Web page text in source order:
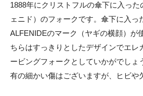
1888年にクリストフルの傘下に入った
ェニド）のフォークです。傘下に入っ
ALFENIDEのマーク（ヤギの横顔）が
ちらはすっきりとしたデザインでエレ
ービングフォークとしていかがでしょ
有の細かい傷はございますが、ヒビや